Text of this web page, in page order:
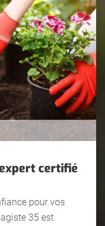
certifié
pour vos
35 est